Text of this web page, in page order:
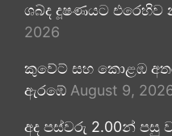
ශබ්ද දූෂණයට එරෙහිව
2026
කුවේට් සහ කොළඹ
ඇරඹේ August 9,
අද පස්වරු 2.00න් පසු